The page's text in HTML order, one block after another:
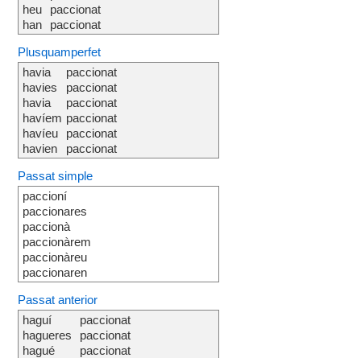
heu
han
paccionat
paccionat
Plusquamperfet
havia
havies
havia
havíem
havíeu
havien
paccionat
paccionat
paccionat
paccionat
paccionat
paccionat
Passat simple
paccioní
paccionares
paccionà
paccionàrem
paccionàreu
paccionaren
Passat anterior
haguí
hagueres
hagué
paccionat
paccionat
paccionat